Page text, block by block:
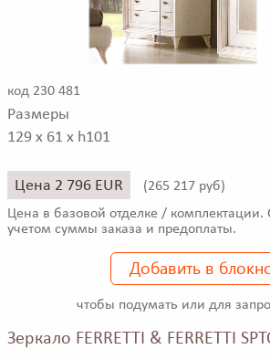
код 230 481
Размеры
129 x 61 x h101
Цена 2 796 EUR (265 217 руб)
Цена в базовой отделке /
учетом суммы заказа и предоплаты.
Добавить в
чтобы подумать или для
Зеркало FERRETTI & FERRETTI